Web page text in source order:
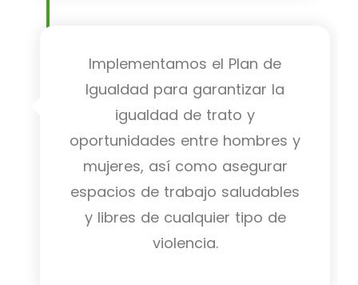
Implementamos el Plan de
Igualdad para garantizar la
igualdad de trato y
oportunidades entre hombres y
mujeres, así como asegurar
espacios de trabajo saludables
y libres de cualquier tipo de
violencia.